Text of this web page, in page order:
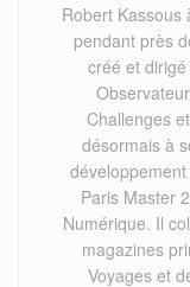
Robert Kassous
pendant près
créé et
Challenges
désormais à
Paris Master
Numérique. Il
magazines
Voyages et